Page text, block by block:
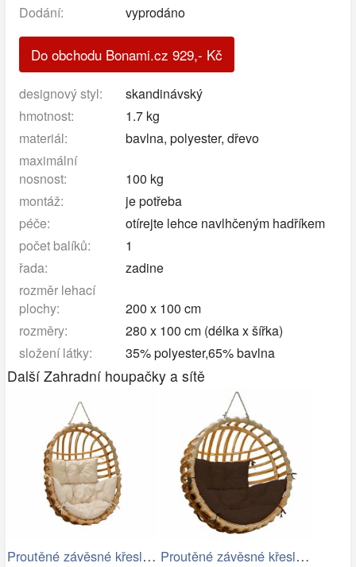
Dodání:
vyprodáno
Do obchodu Bonami.cz 929,- Kč
designový styl:
skandinávský
hmotnost:
1.7 kg
materiál:
bavlna, polyester, dřevo
maximální
nosnost:
100 kg
montáž:
je potřeba
péče:
otírejte lehce navlhčeným hadříkem
počet balíků:
1
řada:
zadine
rozměr lehací
plochy:
200 x 100 cm
rozměry:
280 x 100 cm (délka x šířka)
složení látky:
35% polyester,65% bavlna
Další Zahradní houpačky a sítě
Proutěné závěsné křeslo Lena, přírodní… Proutěné závěsné křeslo Elis, přírodní…